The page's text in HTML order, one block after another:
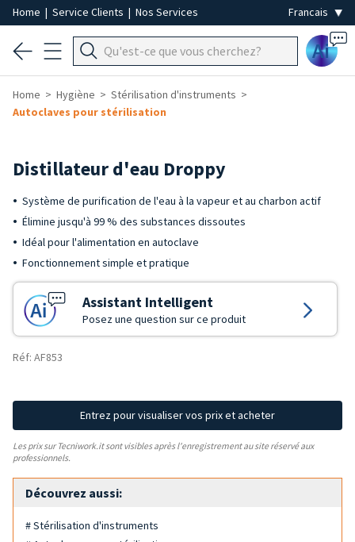
Home | Service Clients | Nos Services
Ai
Home Hygiène
Stérilisation d'instruments
Autoclaves pour stérilisation
Distillateur d'eau Droppy
Système de purification de l'eau à la vapeur et au charbon actif
Élimine jusqu'à 99 % des substances dissoutes
Idéal pour l'alimentation en autoclave
Fonctionnement simple et pratique
Assistant Intelligent
Posez une question sur ce produit
Réf: AF853
Entrez pour visualiser vos prix et acheter
Les prix sur Tecniwork.it sont visibles après l'enregistrement au site réservé aux
professionnels.
Découvrez aussi:
# Stérilisation d'instruments